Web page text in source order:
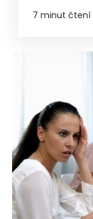
7 minut čtení